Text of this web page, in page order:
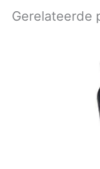
Gerelateerde